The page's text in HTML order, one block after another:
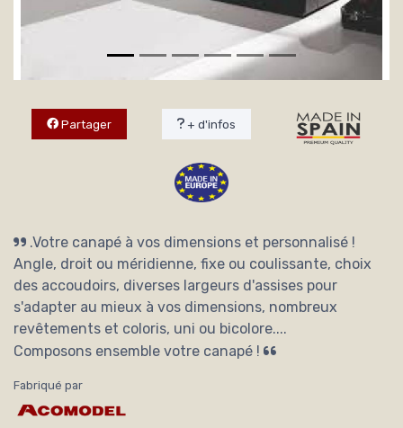
Partager + d'infos
.Votre canapé à vos dimensions et personnalisé !
Angle, droit ou méridienne, fixe ou coulissante, choix
des accoudoirs, diverses largeurs d'assises pour
s'adapter au mieux à vos dimensions, nombreux
revêtements et coloris, uni ou bicolore....
Composons ensemble votre canapé !
Fabriqué par